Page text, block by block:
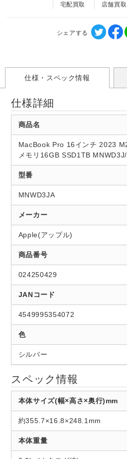
宅配買取 店舗買取
シェアする
仕様・スペック情報
仕様詳細
商品名
MacBook Pro 16インチ 2023
メモリ16GB SSD1TB
型番
MNWD3JA
メーカー
Apple(アップル)
商品番号
024250429
JANコード
4549995354072
色
シルバー
スペック情報
本体サイズ(幅×高さ×奥行)mm
約355.7×16.8×248.1mm
本体重量